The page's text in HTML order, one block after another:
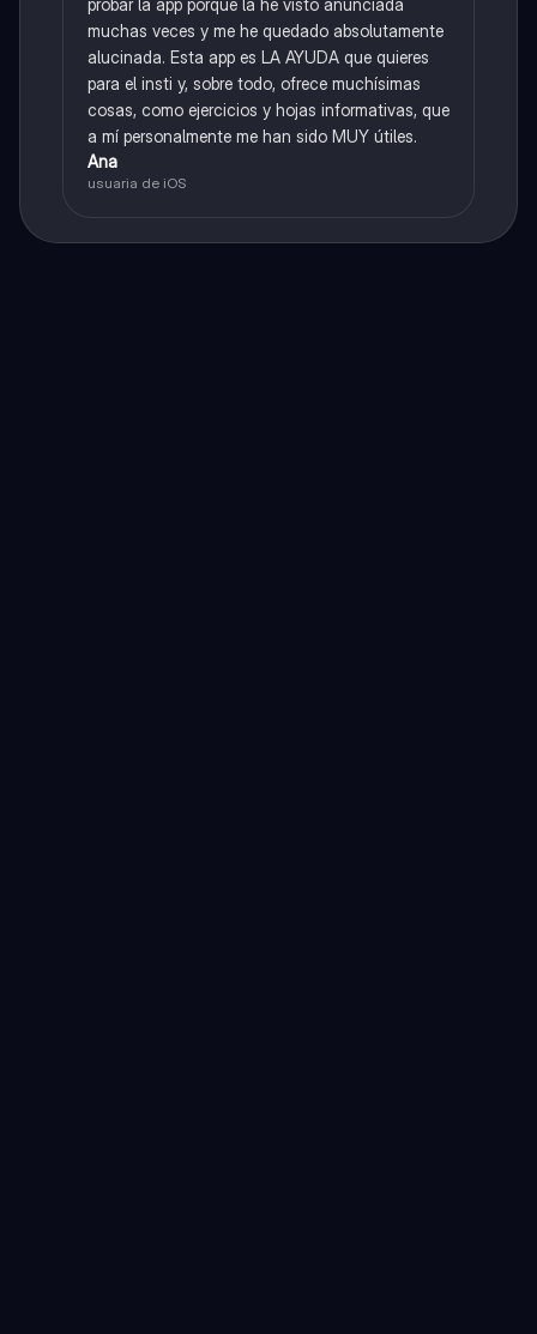
probar la app porque la he visto anunciada
muchas veces y me he quedado absolutamente
alucinada. Esta app es LA AYUDA que quieres
para el insti y, sobre todo, ofrece muchísimas
cosas, como ejercicios y hojas informativas, que
a mí personalmente me han sido MUY útiles.
Ana
usuaria de iOS